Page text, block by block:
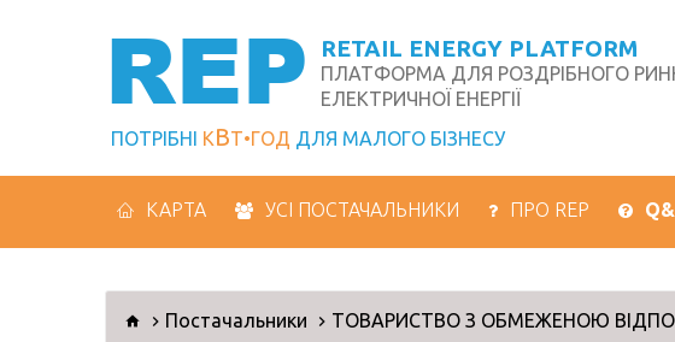
REP RETAIL ENERGY PLATFORM
ПЛАТФОРМА ДЛЯ РОЗДРІБНОГО
ЕЛЕКТРИЧНОЇ ЕНЕРГІЇ
ПОТРІБНІ КВТ ГОД ДЛЯ МАЛОГО БІЗНЕСУ
КАРТА УСІ ПОСТАЧАЛЬНИКИ ПРО REP
Постачальники ТОВАРИСТВО З ОБМЕЖЕНОЮ